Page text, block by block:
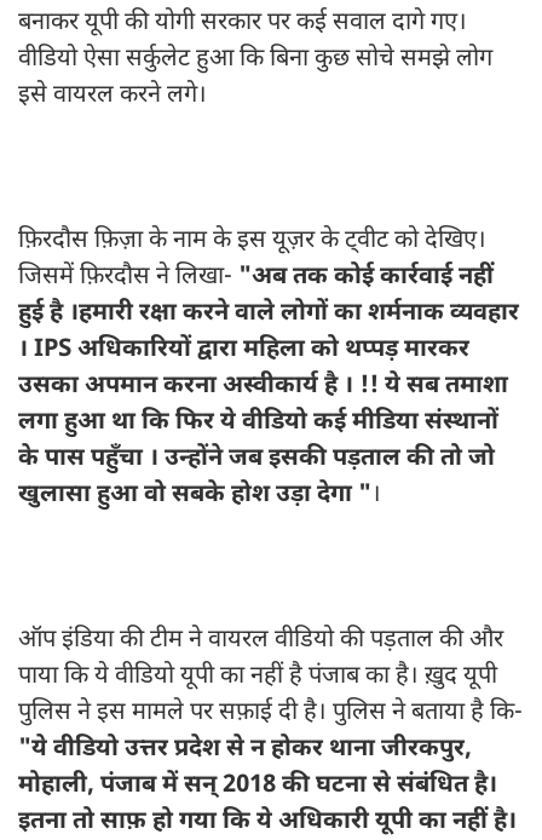
बनाकर यूपी की योगी सरकार पर कई सवाल दागे गए।
वीडियो ऐसा सर्कुलेट हुआ कि बिना कुछ सोचे समझे लोग
इसे वायरल करने लगे।
फ़िरदौस फ़िज़ा के नाम के इस यूज़र के ट्वीट को देखिए।
जिसमें फ़िरदौस ने लिखा- "अब तक कोई कार्रवाई नहीं
हुई है ।हमारी रक्षा करने वाले लोगों का शर्मनाक व्यवहार
। IPS अधिकारियों द्वारा महिला को थप्पड़ मारकर
उसका अपमान करना अस्वीकार्य है । !! ये सब तमाशा
लगा हुआ था कि फिर ये वीडियो कई मीडिया संस्थानों
के पास पहुँचा । उन्होंने जब इसकी पड़ताल की तो जो
खुलासा हुआ वो सबके होश उड़ा देगा "।
ऑप इंडिया की टीम ने वायरल वीडियो की पड़ताल की और
पाया कि ये वीडियो यूपी का नहीं है पंजाब का है। ख़ुद यूपी
पुलिस ने इस मामले पर सफ़ाई दी है। पुलिस ने बताया है कि-
"ये वीडियो उत्तर प्रदेश से न होकर थाना जीरकपुर,
मोहाली, पंजाब में सन् 2018 की घटना से संबंधित है।
इतना तो साफ़ हो गया कि ये अधिकारी यूपी का नहीं है।